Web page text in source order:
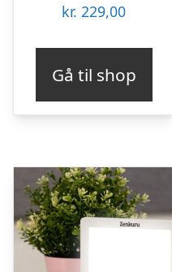
kr. 229,00
Gå til shop